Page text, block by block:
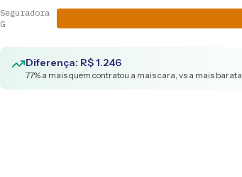
Seguradora
G
Diferença: R$1.246
77% a mais quem contratou a mais cara, vs a mais barata